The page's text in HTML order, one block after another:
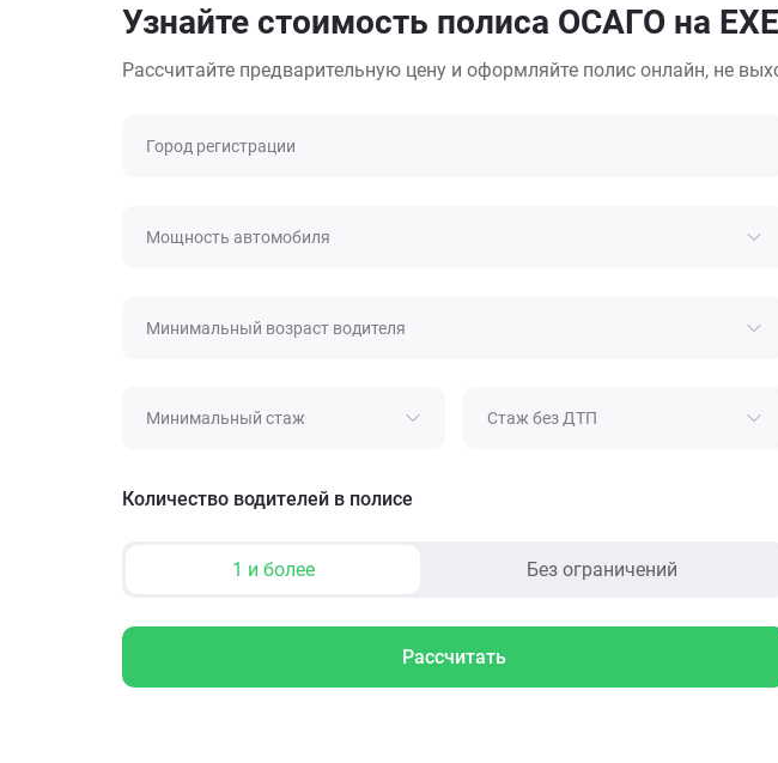
Узнайте стоимость полиса ОСАГО на
Рассчитайте предварительную цену и оформляйте полис онлайн, не
Город регистрации
Мощность автомобиля
Минимальный возраст водителя
Минимальный стаж Стаж без ДТП
Количество водителей в полисе
1 и более Без ограничений
Рассчитать